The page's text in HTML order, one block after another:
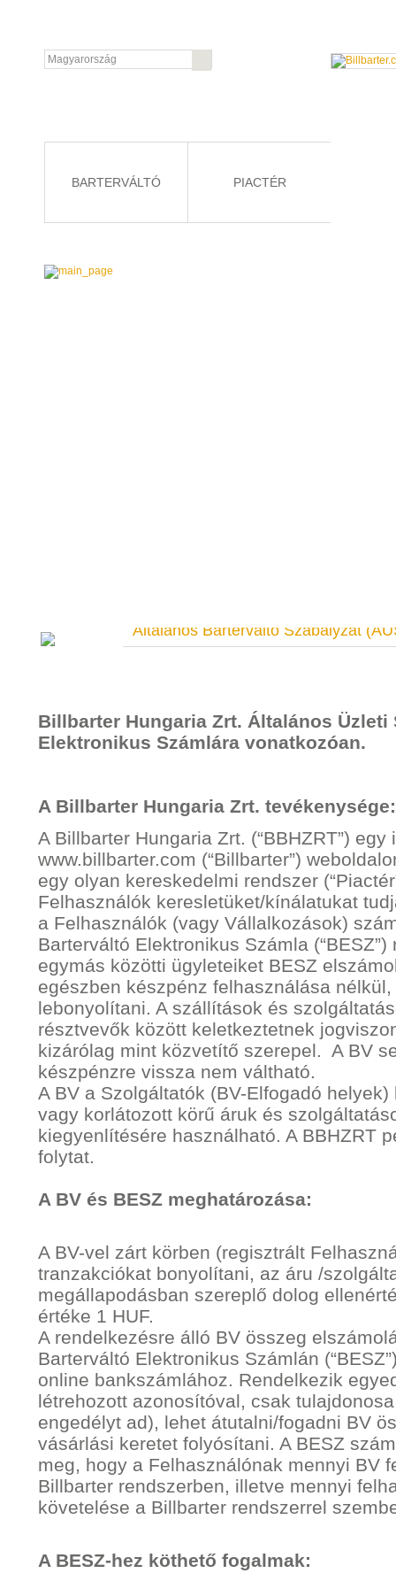
BARTERVÁLTÓ PIACTÉR
Általános Barterváltó Szabályzat
Billbarter Hungaria Zrt. Általános Üzleti
Elektronikus Számlára vonatkozóan.
A Billbarter Hungaria Zrt. tevékenysége:
A Billbarter Hungaria Zrt. (“BBHZRT”)
www.billbarter.com (“Billbarter”)
egy olyan kereskedelmi rendszer
Felhasználók keresletüket/kínálatukat
a Felhasználók (vagy Vállalkozások)
Barterváltó Elektronikus Számla
egymás közötti ügyleteiket BESZ
egészben készpénz felhasználása nélkül,
lebonyolítani. A szállítások és
résztvevők között keletkeztetnek
kizárólag mint közvetítő szerepel. A BV
készpénzre vissza nem váltható.
A BV a Szolgáltatók (BV-Elfogadó
vagy korlátozott körű áruk és
kiegyenlítésére használható. A BBHZRT
folytat.
A BV és BESZ meghatározása:
A BV-vel zárt körben (regisztrált
tranzakciókat bonyolítani, az áru /
megállapodásban szereplő dolog
értéke 1 HUF.
A rendelkezésre álló BV összeg
Barterváltó Elektronikus Számlán
online bankszámlához. Rendelkezik
létrehozott azonosítóval, csak
engedélyt ad), lehet átutalni/fogadni BV
vásárlási keretet folyósítani. A BESZ
meg, hogy a Felhasználónak mennyi BV
Billbarter rendszerben, illetve mennyi
követelése a Billbarter rendszerrel
A BESZ-hez köthető fogalmak: